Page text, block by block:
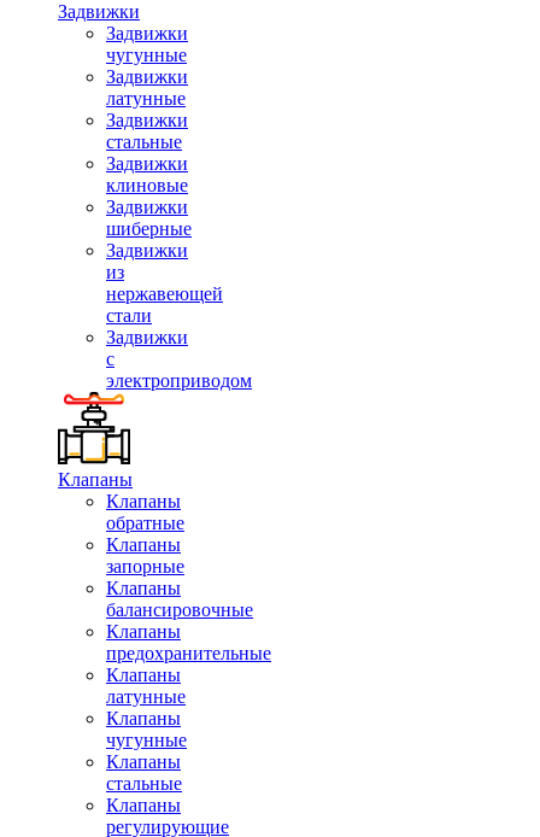
Задвижки
Задвижки
чугунные
Задвижки
латунные
Задвижки
стальные
Задвижки
клиновые
Задвижки
шиберные
Задвижки
из
нержавеющей
стали
Задвижки
с
электроприводом
Клапаны
Клапаны
обратные
Клапаны
запорные
Клапаны
балансировочные
Клапаны
предохранительные
Клапаны
латунные
Клапаны
чугунные
Клапаны
стальные
Клапаны
регулирующие